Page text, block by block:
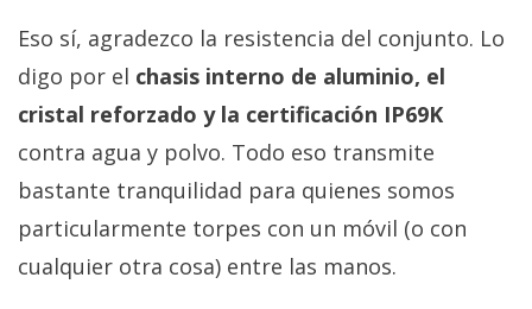
Eso sí, agradezco la resistencia del conjunto. Lo
digo por el chasis interno de aluminio, el
cristal reforzado y la certificación IP69K
contra agua y polvo. Todo eso transmite
bastante tranquilidad para quienes somos
particularmente torpes con un móvil (o con
cualquier otra cosa) entre las manos.